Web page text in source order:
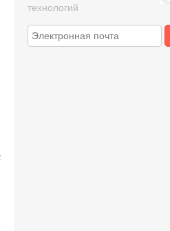
технологий